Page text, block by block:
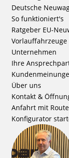
Deutsche
So funktioniert's
Ratgeber EU-
Vorlauffahrzeuge
Unternehmen
Ihre
Über uns
Kontakt &
Anfahrt mit
Konfigurator